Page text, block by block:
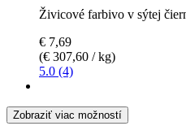
Živicové farbivo v sýtej
€ 7,69
(€ 307,60 / kg)
5.0 (4)
Zobraziť viac možností